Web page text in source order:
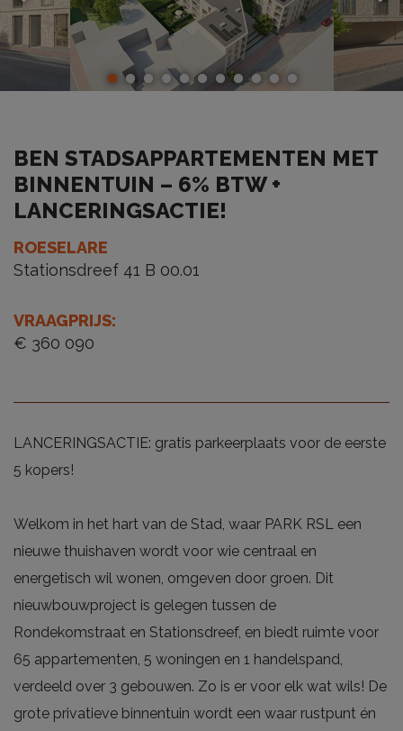
BEN STADSAPPARTEMENTEN MET
BINNENTUIN – 6% BTW +
LANCERINGSACTIE!
ROESELARE
Stationsdreef 41 B 00.01
VRAAGPRIJS:
€ 360 090
LANCERINGSACTIE: gratis parkeerplaats voor de eerste
5 kopers!
Welkom in het hart van de Stad, waar PARK RSL een
nieuwe thuishaven wordt voor wie centraal en
energetisch wil wonen, omgeven door groen. Dit
nieuwbouwproject is gelegen tussen de
Rondekomstraat en Stationsdreef, en biedt ruimte voor
65 appartementen, 5 woningen en 1 handelspand,
verdeeld over 3 gebouwen. Zo is er voor elk wat wils! De
grote privatieve binnentuin wordt een waar rustpunt én